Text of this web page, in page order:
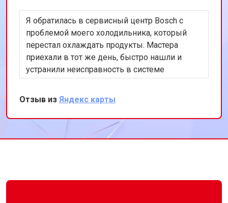
Я обратилась в сервисный центр Bosch с
проблемой моего холодильника, который
перестал охлаждать продукты. Мастера
приехали в тот же день, быстро нашли и
устранили неисправность в системе
охлаждения. Я очень довольна их
оперативностью и качеством работы.
Спасибо за восстановление моего
холодильника!
Отзыв из Яндекс карты